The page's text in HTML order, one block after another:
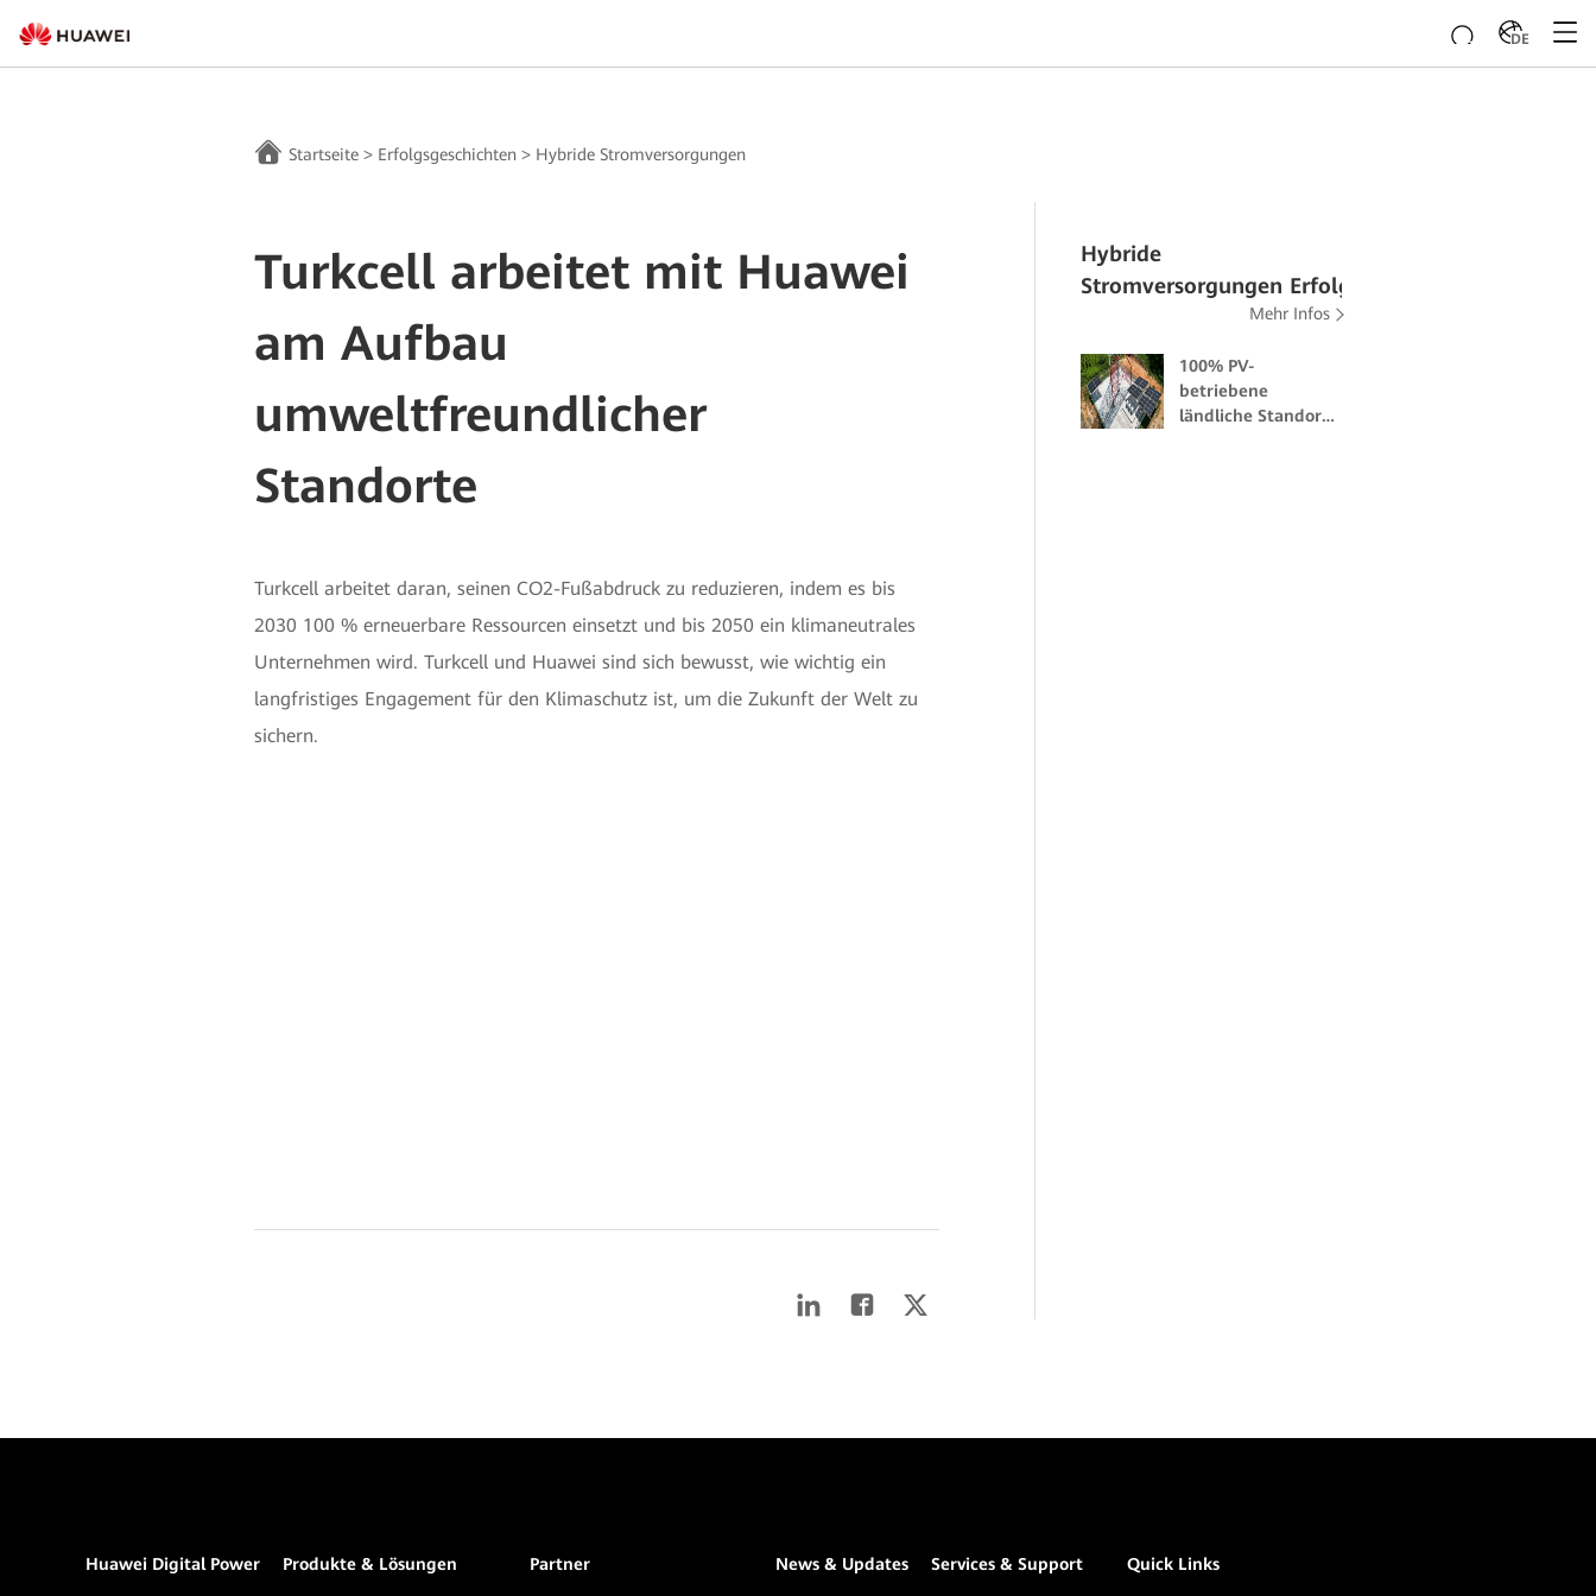
DE
Startseite > Erfolgsgeschichten > Hybride Stromversorgungen
Turkcell arbeitet mit Huawei
am Aufbau
umweltfreundlicher
Standorte
Turkcell arbeitet daran, seinen CO2-Fußabdruck zu reduzieren, indem es bis
2030 100 % erneuerbare Ressourcen einsetzt und bis 2050 ein klimaneutrales
Unternehmen wird. Turkcell und Huawei sind sich bewusst, wie wichtig ein
langfristiges Engagement für den Klimaschutz ist, um die Zukunft der Welt zu
sichern.
Hybride
Stromversorgungen Erfolgsgeschichten
Mehr Infos
100% PV-
betriebene
ländliche Standorte
Huawei Digital Power Produkte & Lösungen Partner News & Updates Services & Support Quick Links